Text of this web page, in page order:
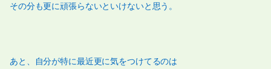
その分も更に頑張らないといけないと思う。
あと、自分が特に最近更に気をつけてるのは